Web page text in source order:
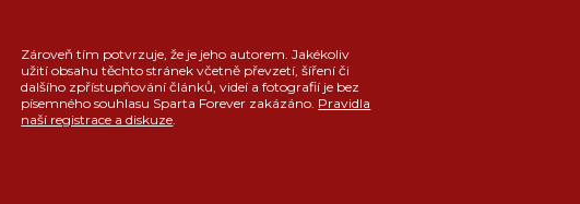
Zároveň tím potvrzuje, že je jeho autorem. Jakékoliv
užití obsahu těchto stránek včetně převzetí, šíření či
dalšího zpřístupňování článků, videí a fotografií je bez
písemného souhlasu Sparta Forever zakázáno. Pravidla
naší registrace a diskuze.